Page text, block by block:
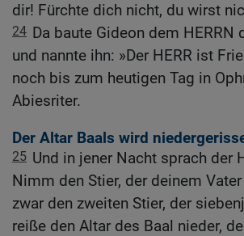
dir! Fürchte dich nicht, du wirst
24 Da baute Gideon dem HERRN
und nannte ihn: »Der HERR ist
noch bis zum heutigen Tag in
Abiesriter.
Der Altar Baals wird
25 Und in jener Nacht sprach der
Nimm den Stier, der deinem
zwar den zweiten Stier, der
reiße den Altar des Baal nieder,